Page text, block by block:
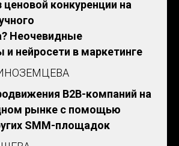
ценовой конкуренции на
Неочевидные
и нейросети в маркетинге
B2B-компаний на
рынке с помощью
SMM-площадок